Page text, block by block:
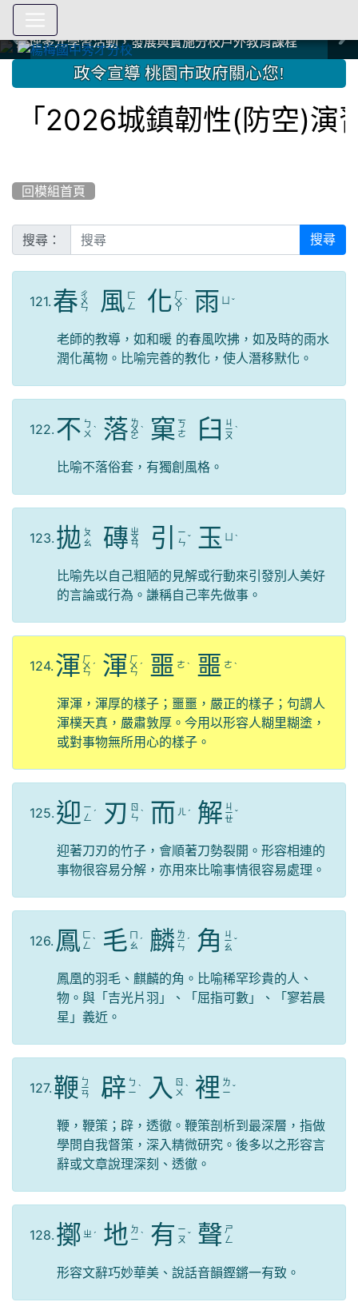
中國信託商業銀行 2023.04.22 愛傳球計畫
中國信託商業銀行 2023.04.22 愛傳球計畫
辦理多元學習活動，發展與實施分校戶外教育課程
辦理多元學習活動，發展與實施分校戶外教育課程
爭取社會資源，傳愛與溫暖：2024.3.19 桃園市家長會與桃
園女子美容商業童也工會義剪活動
爭取社會資源，傳愛與溫暖：2024.3.19 桃園市家長會與桃
園女子美容商業童也工會義剪活動
112學年度畢業學生與師長合照
112學年度畢業學生與師長合照
辦理多元學習活動，發展與實施分校戶外教育課程
辦理多元學習活動，發展與實施分校戶外教育課程
爭取社會資源，傳愛與溫暖：110.12.22 國際獅子會與本校
師生歲末感恩活動
爭取社會資源，傳愛與溫暖：110.12.22 國際獅子會與本校
師生歲末感恩活動
爭取社會資源，傳愛與溫暖：110.12.22 國際獅子會贈送本
校學生耶誕禮物
爭取社會資源，傳愛與溫暖：110.12.22 國際獅子會贈送本
校學生耶誕禮物
112.9.27參觀客家博覽會
112.9.27參觀客家博覽會
2023.12.27 國際獅子會贈送本校學生耶誕禮物
2023.12.27 國際獅子會贈送本校學生耶誕禮物
2023.12.27 國際獅子會贊助本校學生獎助學金
2023.12.27 國際獅子會贊助本校學生獎助學金
2023.12.27 聖誕感恩歌謠競賽；本校師生與國際獅子會獅
兄、師姐同樂
2023.12.27 聖誕感恩歌謠競賽；本校師生與國際獅子會獅
兄、師姐同樂
建置優質學習空間；合作互惠，建立良善公共關係
建置優質學習空間；合作互惠，建立良善公共關係
::: 政令宣導 桃園市政府關心您!
城鎮韌性(防空)演習」
回模組首頁
搜尋： 搜尋
121. 春 ㄔ
ㄨ
ㄣ 風 ㄈ
ㄥ
化 ㄏ
ㄨ
ㄚ
ˋ 雨 ˇ
老師的教導，如和暖 的春風吹拂，如及時的雨水
潤化萬物。比喻完善的教化，使人潛移默化。
122. 不 ㄅ
ㄨ ˋ 落 ㄌ
ㄨ
ㄛ
ˋ 窠 ㄎ
ㄜ
臼 ㄐ
ㄧ
ㄡ
ˋ
比喻不落俗套，有獨創風格。
123. 拋 ㄆ
ㄠ
磚 ㄓ
ㄨ
ㄢ 引
ㄧ
ㄣ ˇ 玉 ˋ
比喻先以自己粗陋的見解或行動來引發別人美好
的言論或行為。謙稱自己率先做事。
124. 渾 ㄏ
ㄨ
ㄣ
ˊ 渾 ㄏ
ㄨ
ㄣ
ˊ 噩 ㄜ ˋ 噩 ㄜ ˋ
渾渾，渾厚的樣子；噩噩，嚴正的樣子；句謂人
渾樸天真，嚴肅敦厚。今用以形容人糊里糊塗，
或對事物無所用心的樣子。
125. 迎 ㄧ
ㄥ ˊ 刃
ㄖ
ㄣ ˋ 而 ㄦ ˊ 解 ㄐ
ㄧ
ㄝ
ˇ
迎著刀刃的竹子，會順著刀勢裂開。形容相連的
事物很容易分解，亦用來比喻事情很容易處理。
126. 鳳 ㄈ
ㄥ ˋ 毛 ㄇ
ㄠ ˊ 麟 ㄌ
ㄧ
ㄣ
ˊ 角 ㄐ
ㄧ
ㄠ
ˇ
鳳凰的羽毛、麒麟的角。比喻稀罕珍貴的人、
物。與「吉光片羽」、「屈指可數」、「寥若晨
星」義近。
127. 鞭 ㄅ
ㄧ
ㄢ 辟 ㄅ
ㄧ ˋ 入
ㄖ
ㄨ ˋ 裡 ㄌ
ㄧ ˇ
鞭，鞭策；辟，透徹。鞭策剖析到最深層，指做
學問自我督策，深入精微研究。後多以之形容言
辭或文章說理深刻、透徹。
128. 擲 ㄓ ˊ 地 ㄉ
ㄧ ˋ 有 ㄧ
ㄡ ˇ 聲 ㄕ
ㄥ
形容文辭巧妙華美、說話音韻鏗鏘一有致。